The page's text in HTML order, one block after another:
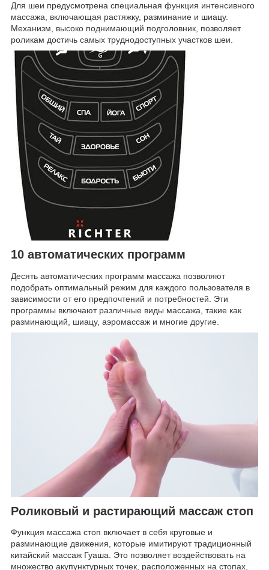
Для шеи предусмотрена специальная функция интенсивного
массажа, включающая растяжку, разминание и шиацу.
Механизм, высоко поднимающий подголовник, позволяет
роликам достичь самых труднодоступных участков шеи.
10 автоматических программ
Десять автоматических программ массажа позволяют
подобрать оптимальный режим для каждого пользователя в
зависимости от его предпочтений и потребностей. Эти
программы включают различные виды массажа, такие как
разминающий, шиацу, аэромассаж и многие другие.
Роликовый и растирающий массаж стоп
Функция массажа стоп включает в себя круговые и
разминающие движения, которые имитируют традиционный
китайский массаж Гуаша. Это позволяет воздействовать на
множество акупунктурных точек, расположенных на стопах,